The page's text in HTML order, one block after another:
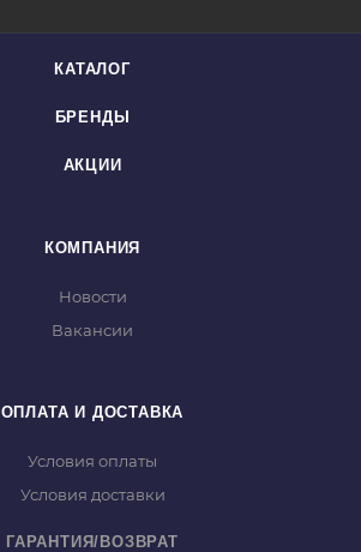
КАТАЛОГ
БРЕНДЫ
АКЦИИ
КОМПАНИЯ
Новости
Вакансии
ОПЛАТА И ДОСТАВКА
Условия оплаты
Условия доставки
ГАРАНТИЯ/ВОЗВРАТ